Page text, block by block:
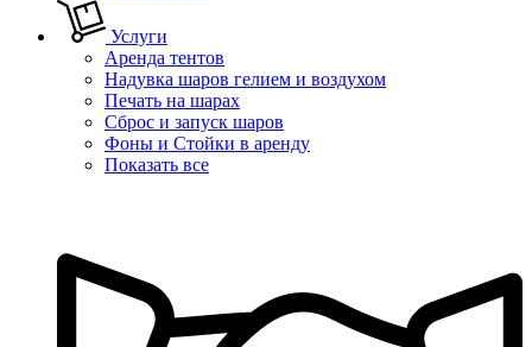
Услуги
Аренда тентов
Надувка шаров гелием и воздухом
Печать на шарах
Сброс и запуск шаров
Фоны и Стойки в аренду
Показать все